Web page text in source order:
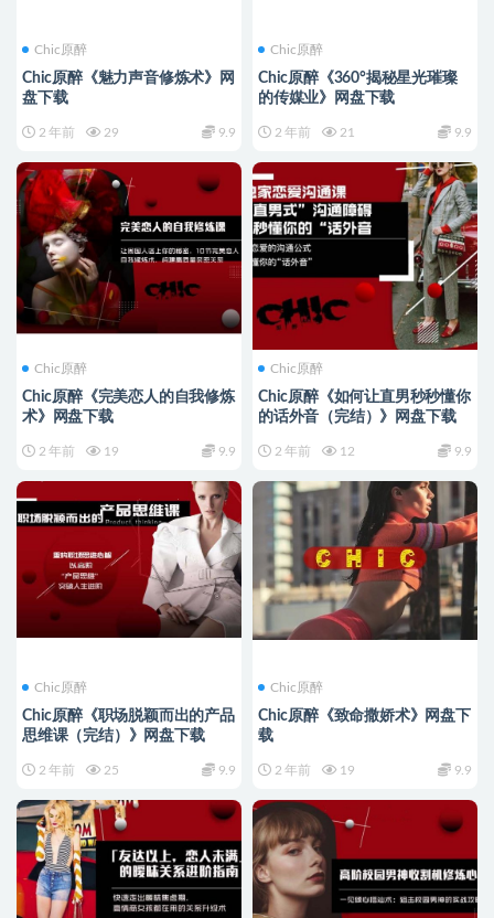
Chic原醉
Chic原醉《魅力声音修炼术》网
盘下载
2 年前 29 9.9
Chic原醉
Chic原醉《360°揭秘星光璀璨
的传媒业》网盘下载
2 年前 21 9.9
Chic原醉
Chic原醉《完美恋人的自我修炼
术》网盘下载
2 年前 19 9.9
Chic原醉
Chic原醉《如何让直男秒秒懂你
的话外音（完结）》网盘下载
2 年前 12 9.9
Chic原醉
Chic原醉《职场脱颖而出的产品
思维课（完结）》网盘下载
2 年前 25 9.9
Chic原醉
Chic原醉《致命撒娇术》网盘下
载
2 年前 19 9.9